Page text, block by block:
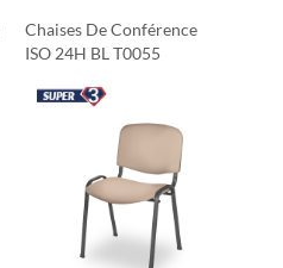
Chaises De Conférence
ISO 24H BL T0055